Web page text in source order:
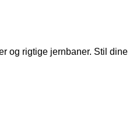
og rigtige jernbaner. Stil dine